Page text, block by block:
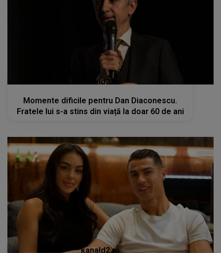
kanald2.ro
Momente dificile pentru Dan Diaconescu.
Fratele lui s-a stins din viață la doar 60 de ani
kanald2.ro